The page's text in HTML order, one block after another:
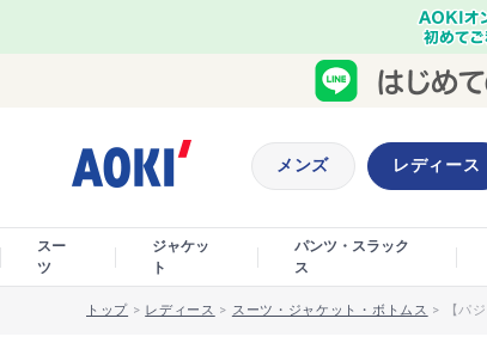
メンズ レディース
スー
ツ
ジャケッ
ト
パンツ・スラック
ス
トップ > レディース > スーツ・ジャケット・ボトムス > 【パ